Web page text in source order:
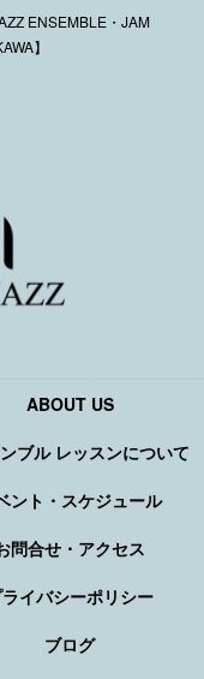
ENSEMBLE・JAM
】
ABOUT US
ブル レッスンについて
ント・スケジュール
問合せ・アクセス
イバシーポリシー
ブログ